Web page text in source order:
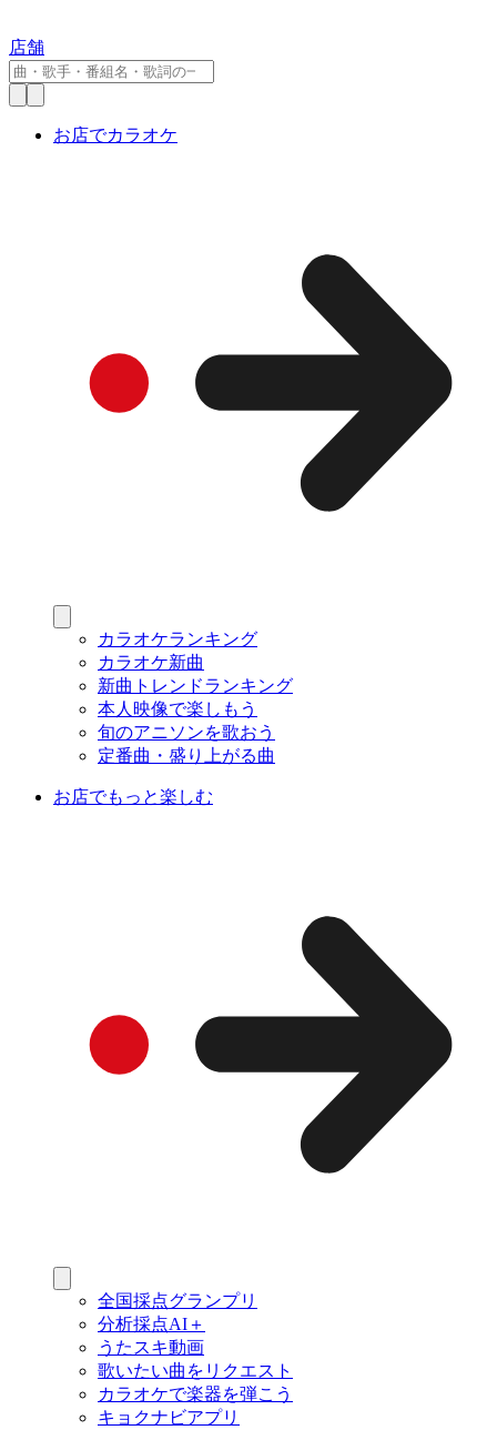
店舗
お店でカラオケ
カラオケランキング
カラオケ新曲
新曲トレンドランキング
本人映像で楽しもう
旬のアニソンを歌おう
定番曲・盛り上がる曲
お店でもっと楽しむ
全国採点グランプリ
分析採点AI＋
うたスキ動画
歌いたい曲をリクエスト
カラオケで楽器を弾こう
キョクナビアプリ